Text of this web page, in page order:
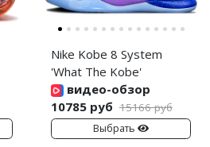
Nike Kobe 8 System
'What The Kobe'
видео-обзор
10785 руб 15166 руб
Выбрать